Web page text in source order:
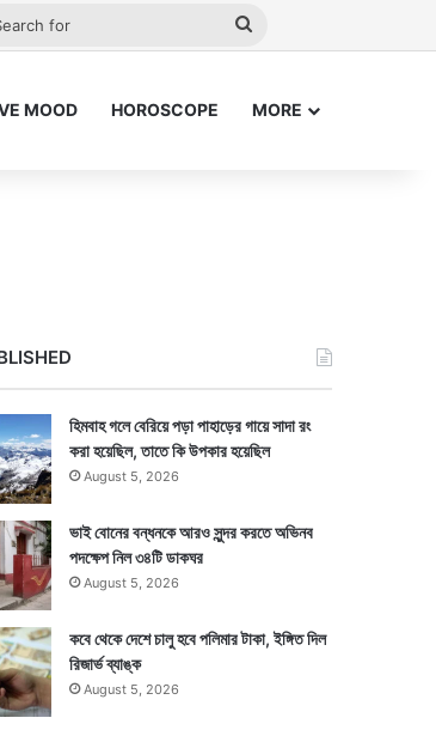
Search
MOOD HOROSCOPE MORE
হিমবাহ গলে বেরিয়ে পড়া পাহাড়ের গায়ে সাদা রং
করা হয়েছিল, তাতে কি উপকার হয়েছিল
August 5, 2026
ভাই বোনের বন্ধনকে আরও সুন্দর করতে অভিনব
পদক্ষেপ নিল ৩৪টি ডাকঘর
August 5, 2026
কবে থেকে দেশে চালু হবে পলিমার টাকা, ইঙ্গিত দিল
রিজার্ভ ব্যাঙ্ক
August 5, 2026